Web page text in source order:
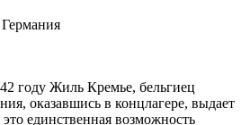
Германия
году Жиль Кремье, бельгиец
оказавшись в концлагере, выдает
это единственная возможность